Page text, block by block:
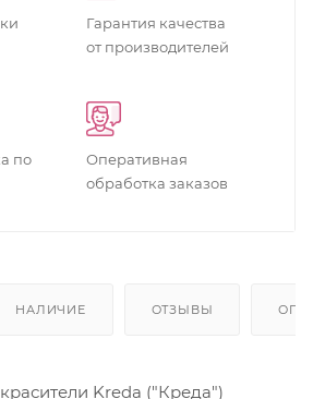
Гарантия качества
от производителей
по
Оперативная
обработка заказов
НАЛИЧИЕ ОТЗЫВЫ
Kreda ("Креда")